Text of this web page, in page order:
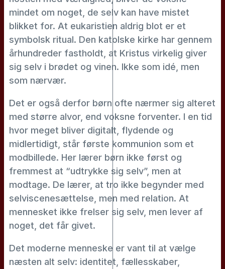
mindet om noget, de selv kan have mistet
blikket for. At eukaristien aldrig blot er et
symbolsk ritual. Den katolske kirke har gennem
århundreder fastholdt, at Kristus virkelig giver
sig selv i brødet og vinen. Ikke som idé, men
som nærvær.
Det er også derfor børn ofte nærmer sig alteret
med større alvor, end voksne forventer. I en tid
hvor meget bliver digitalt, flydende og
midlertidigt, står første kommunion som et
modbillede. Her lærer børn ikke først og
fremmest at “udtrykke sig selv”, men at
modtage. De lærer, at tro ikke begynder med
selviscenesættelse, men med relation. At
mennesket ikke frelser sig selv, men lever af
noget, det får givet.
Det moderne menneske er vant til at vælge
næsten alt selv: identitet, fællesskaber,